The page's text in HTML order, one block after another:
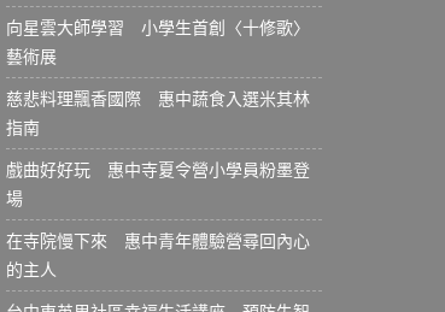
向星雲大師學習 小學生首創〈十修歌〉
藝術展
慈悲料理飄香國際 惠中蔬食入選米其林
指南
戲曲好好玩 惠中寺夏令營小學員粉墨登
場
在寺院慢下來 惠中青年體驗營尋回內心
的主人